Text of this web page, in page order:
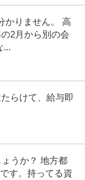
かりません。 高
2月から別の会
...
らけて、給与即
うか？ 地方都
す。持ってる資